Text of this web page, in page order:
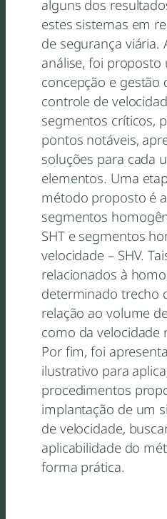
alguns dos
estes sistemas em
de segurança viária.
análise, foi
concepção e gestão
controle de
segmentos críticos,
pontos notáveis,
soluções para cada
elementos. Uma
método proposto é
segmentos
SHT e segmentos
velocidade – SHV.
relacionados à
determinado trecho
relação ao volume
como da velocidade
Por fim, foi
ilustrativo para
procedimentos
implantação de um
de velocidade,
aplicabilidade do
forma prática.